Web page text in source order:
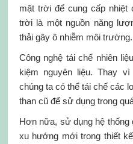
mặt trời để cung cấp
trời là một nguồn năng
thải gây ô nhiễm môi trường.
Công nghệ tái chế nhiên
kiệm nguyên liệu. Thay
chúng ta có thể tái chế các
than cũ để sử dụng trong
Hơn nữa, sử dụng hệ thống
xu hướng mới trong thiết